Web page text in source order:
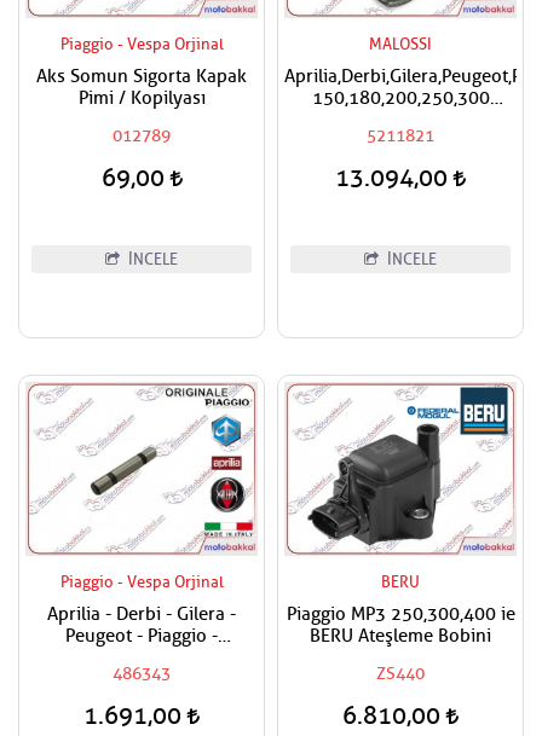
Piaggio - Vespa Orjinal
Aks Somun Sigorta Kapak
Pimi / Kopilyası
012789
69,00
İNCELE
MALOSSI
150,180,200,250,300
Debriyaj Balatası
5211821
13.094,00
İNCELE
Piaggio - Vespa Orjinal
Aprilia - Derbi - Gilera -
Peugeot - Piaggio -
Sübap Horoz Pimi
486343
1.691,00
BERU
Piaggio MP3 250,300,400 ie
BERU Ateşleme Bobini
ZS440
6.810,00